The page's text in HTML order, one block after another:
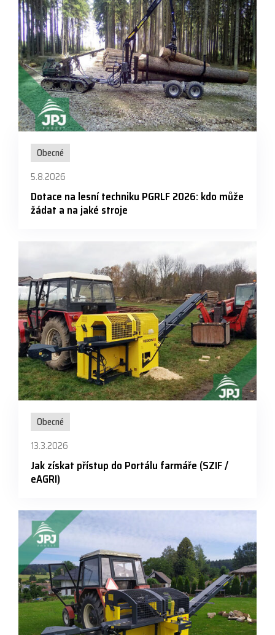
Obecné
5.8.2026
Dotace na lesní techniku PGRLF 2026: kdo může
žádat a na jaké stroje
Obecné
13.3.2026
Jak získat přístup do Portálu farmáře (SZIF /
eAGRI)